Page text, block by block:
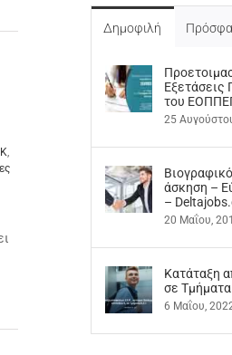
,
Δημοφιλή
Εξετάσεις
του
25
άσκηση –
–
20 Μαΐου,
Kατάταξη
σε Τμήματα
6 Μαΐου,